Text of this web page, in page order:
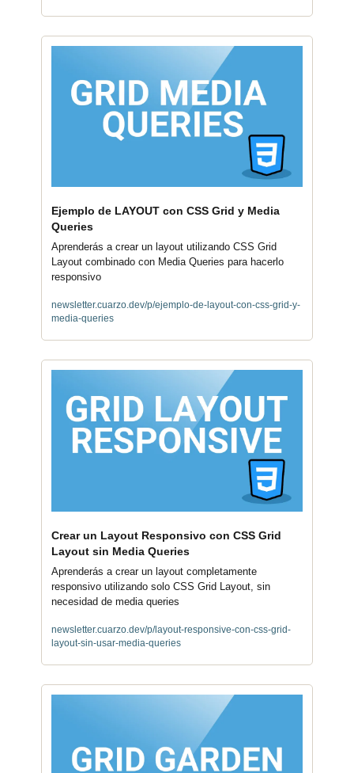
Ejemplo de LAYOUT con CSS Grid y Media
Queries
Aprenderás a crear un layout utilizando CSS Grid
Layout combinado con Media Queries para hacerlo
responsivo
newsletter.cuarzo.dev/p/ejemplo-de-layout-con-css-grid-y-
media-queries
Crear un Layout Responsivo con CSS Grid
Layout sin Media Queries
Aprenderás a crear un layout completamente
responsivo utilizando solo CSS Grid Layout, sin
necesidad de media queries
newsletter.cuarzo.dev/p/layout-responsive-con-css-grid-
layout-sin-usar-media-queries